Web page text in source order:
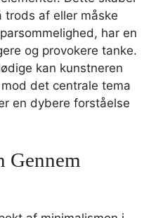
trods af eller måske
har en
og provokere tanke.
kan kunstneren
det centrale tema
en dybere forståelse
Gennem